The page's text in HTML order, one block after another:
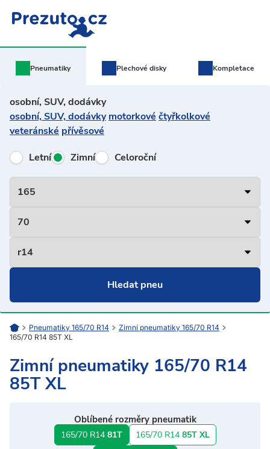
Pneumatiky Plechovédisky Kompletace
osobní, SUV, dodávky
osobní, SUV, dodávky motorkové čtyřkolkové
veteránské přívěsové
Letní
Zimní Celoroční
Pneumatiky 165/70 R14
Zimní pneumatiky 165/70 R14
165/70 R14 85T XL
Zimní pneumatiky 165/70 R14
85T XL
Oblíbené rozměry pneumatik
165/70 R1481T 165/70 R1485T XL